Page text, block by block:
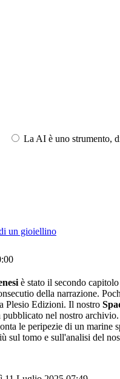
La AI è uno strumento,
un gioiellino
è stato il secondo
della narrazione.
Plesio Edizioni. Il nostro
pubblicato nel nostro
le peripezie di un marine
sul tomo e sull'analisi del